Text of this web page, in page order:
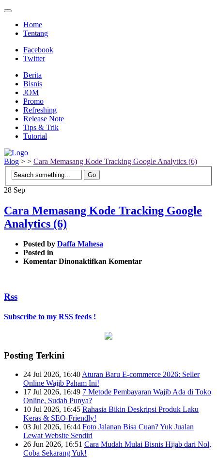
Home
Tentang
Facebook
Twitter
Berita
Bisnis
JOM
Promo
Refreshing
Release Note
Tips & Trik
Tutorial
Blog > > Cara Memasang Kode Tracking Google Analytics (6)
28 Sep
Cara Memasang Kode Tracking Google
Analytics (6)
Posted by Daffa Mahesa
Posted in
Komentar Dinonaktifkan pada
Komentar
Rss
Subscribe to my RSS feeds !
Posting Terkini
24 Jul 2026, 16:40 Aturan Baru E-commerce 2026: Seller
Online Wajib Paham Ini!
17 Jul 2026, 16:49 7 Metode Pembayaran Wajib Ada di Toko
Online, Sudah Punya?
10 Jul 2026, 16:45 Rahasia Bikin Deskripsi Produk Laku
Keras & SEO-Friendly!
03 Jul 2026, 16:44 Foto Jalanan Bisa Cuan? Yuk Jualan
Lewat Website Sendiri
26 Jun 2026, 16:51 Cara Mudah Mulai Bisnis Hijab dari Nol,
Coba Sekarang Yuk!